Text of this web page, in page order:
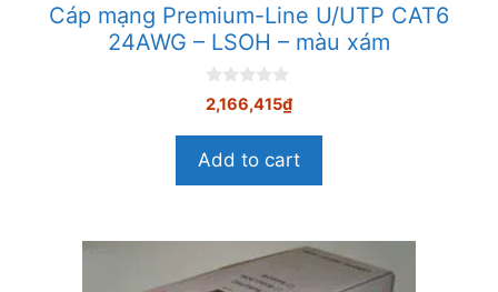
Cáp mạng Premium-Line U/UTP CAT6
24AWG – LSOH – màu xám
0
n
à
5
2,166,415₫
Add to cart